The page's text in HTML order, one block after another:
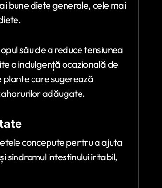
bune diete generale, cele mai
său de a reduce tensiunea
o indulgență ocazională de
care sugerează
adăugate.
concepute pentru a ajuta
sindromul intestinului iritabil,